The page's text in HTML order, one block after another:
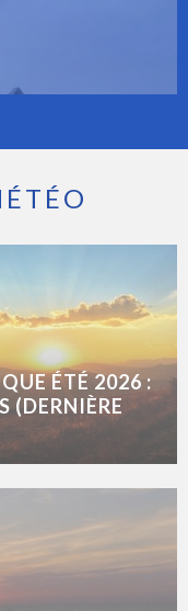
ÉTÉ 2026 :
(DERNIÈRE